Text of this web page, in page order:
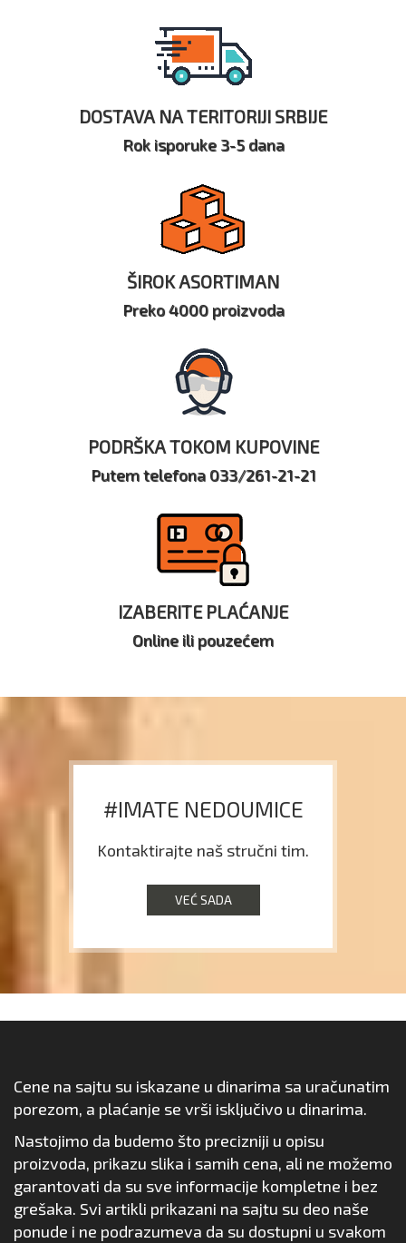
DOSTAVA NA TERITORIJI SRBIJE
Rok isporuke 3-5 dana
ŠIROK ASORTIMAN
Preko 4000 proizvoda
PODRŠKA TOKOM KUPOVINE
Putem telefona 033/261-21-21
IZABERITE PLAĆANJE
Online ili pouzećem
#IMATE NEDOUMICE
Kontaktirajte naš stručni tim.
VEĆ SADA
Cene na sajtu su iskazane u dinarima sa uračunatim
porezom, a plaćanje se vrši isključivo u dinarima.
Nastojimo da budemo što precizniji u opisu
proizvoda, prikazu slika i samih cena, ali ne možemo
garantovati da su sve informacije kompletne i bez
grešaka. Svi artikli prikazani na sajtu su deo naše
ponude i ne podrazumeva da su dostupni u svakom